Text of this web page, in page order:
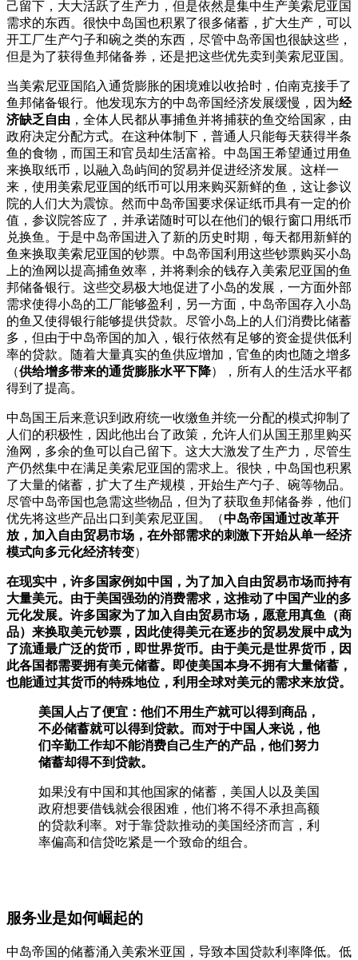
己留下，大大活跃了生产力，但是依然是集中生产美索尼亚国
需求的东西。很快中岛国也积累了很多储蓄，扩大生产，可以
开工厂生产勺子和碗之类的东西，尽管中岛帝国也很缺这些，
但是为了获得鱼邦储备券，还是把这些优先卖到美索尼亚国。
当美索尼亚国陷入通货膨胀的困境难以收拾时，伯南克接手了
鱼邦储备银行。他发现东方的中岛帝国经济发展缓慢，因为经
济缺乏自由 ，全体人民都从事捕鱼并将捕获的鱼交给国家，由
政府决定分配方式。在这种体制下，普通人只能每天获得半条
鱼的食物，而国王和官员却生活富裕。中岛国王希望通过用鱼
来换取纸币，以融入岛屿间的贸易并促进经济发展。这样一
来，使用美索尼亚国的纸币可以用来购买新鲜的鱼，这让参议
院的人们大为震惊。然而中岛帝国要求保证纸币具有一定的价
值，参议院答应了，并承诺随时可以在他们的银行窗口用纸币
兑换鱼。于是中岛帝国进入了新的历史时期，每天都用新鲜的
鱼来换取美索尼亚国的钞票。中岛帝国利用这些钞票购买小岛
上的渔网以提高捕鱼效率，并将剩余的钱存入美索尼亚国的鱼
邦储备银行。这些交易极大地促进了小岛的发展，一方面外部
需求使得小岛的工厂能够盈利，另一方面，中岛帝国存入小岛
的鱼又使得银行能够提供贷款。尽管小岛上的人们消费比储蓄
多，但由于中岛帝国的加入，银行依然有足够的资金提供低利
率的贷款。随着大量真实的鱼供应增加，官鱼的肉也随之增多
（供给增多带来的通货膨胀水平下降），所有人的生活水平都
得到了提高。
中岛国王后来意识到政府统一收缴鱼并统一分配的模式抑制了
人们的积极性，因此他出台了政策，允许人们从国王那里购买
渔网，多余的鱼可以自己留下。这大大激发了生产力，尽管生
产仍然集中在满足美索尼亚国的需求上。很快，中岛国也积累
了大量的储蓄，扩大了生产规模，开始生产勺子、碗等物品。
尽管中岛帝国也急需这些物品，但为了获取鱼邦储备券，他们
优先将这些产品出口到美索尼亚国。（中岛帝国通过改革开
放，加入自由贸易市场，在外部需求的刺激下开始从单一经济
模式向多元化经济转变）
在现实中，许多国家例如中国，为了加入自由贸易市场而持有
大量美元。由于美国强劲的消费需求，这推动了中国产业的多
元化发展。许多国家为了加入自由贸易市场，愿意用真鱼（商
品）来换取美元钞票，因此使得美元在逐步的贸易发展中成为
了流通最广泛的货币，即世界货币。由于美元是世界货币，因
此各国都需要拥有美元储蓄。即使美国本身不拥有大量储蓄，
也能通过其货币的特殊地位，利用全球对美元的需求来放贷。
美国人占了便宜：他们不用生产就可以得到商品，
不必储蓄就可以得到贷款。而对于中国人来说，他
们辛勤工作却不能消费自己生产的产品，他们努力
储蓄却得不到贷款。
如果没有中国和其他国家的储蓄，美国人以及美国
政府想要借钱就会很困难，他们将不得不承担高额
的贷款利率。对于靠贷款推动的美国经济而言，利
率偏高和信贷吃紧是一个致命的组合。
服务业是如何崛起的
中岛帝国的储蓄涌入美索米亚国，导致本国贷款利率降低。低